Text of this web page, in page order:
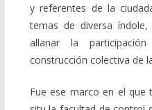
y referentes de la
temas de diversa
allanar la
construcción colectiva de
Fue ese marco en el que